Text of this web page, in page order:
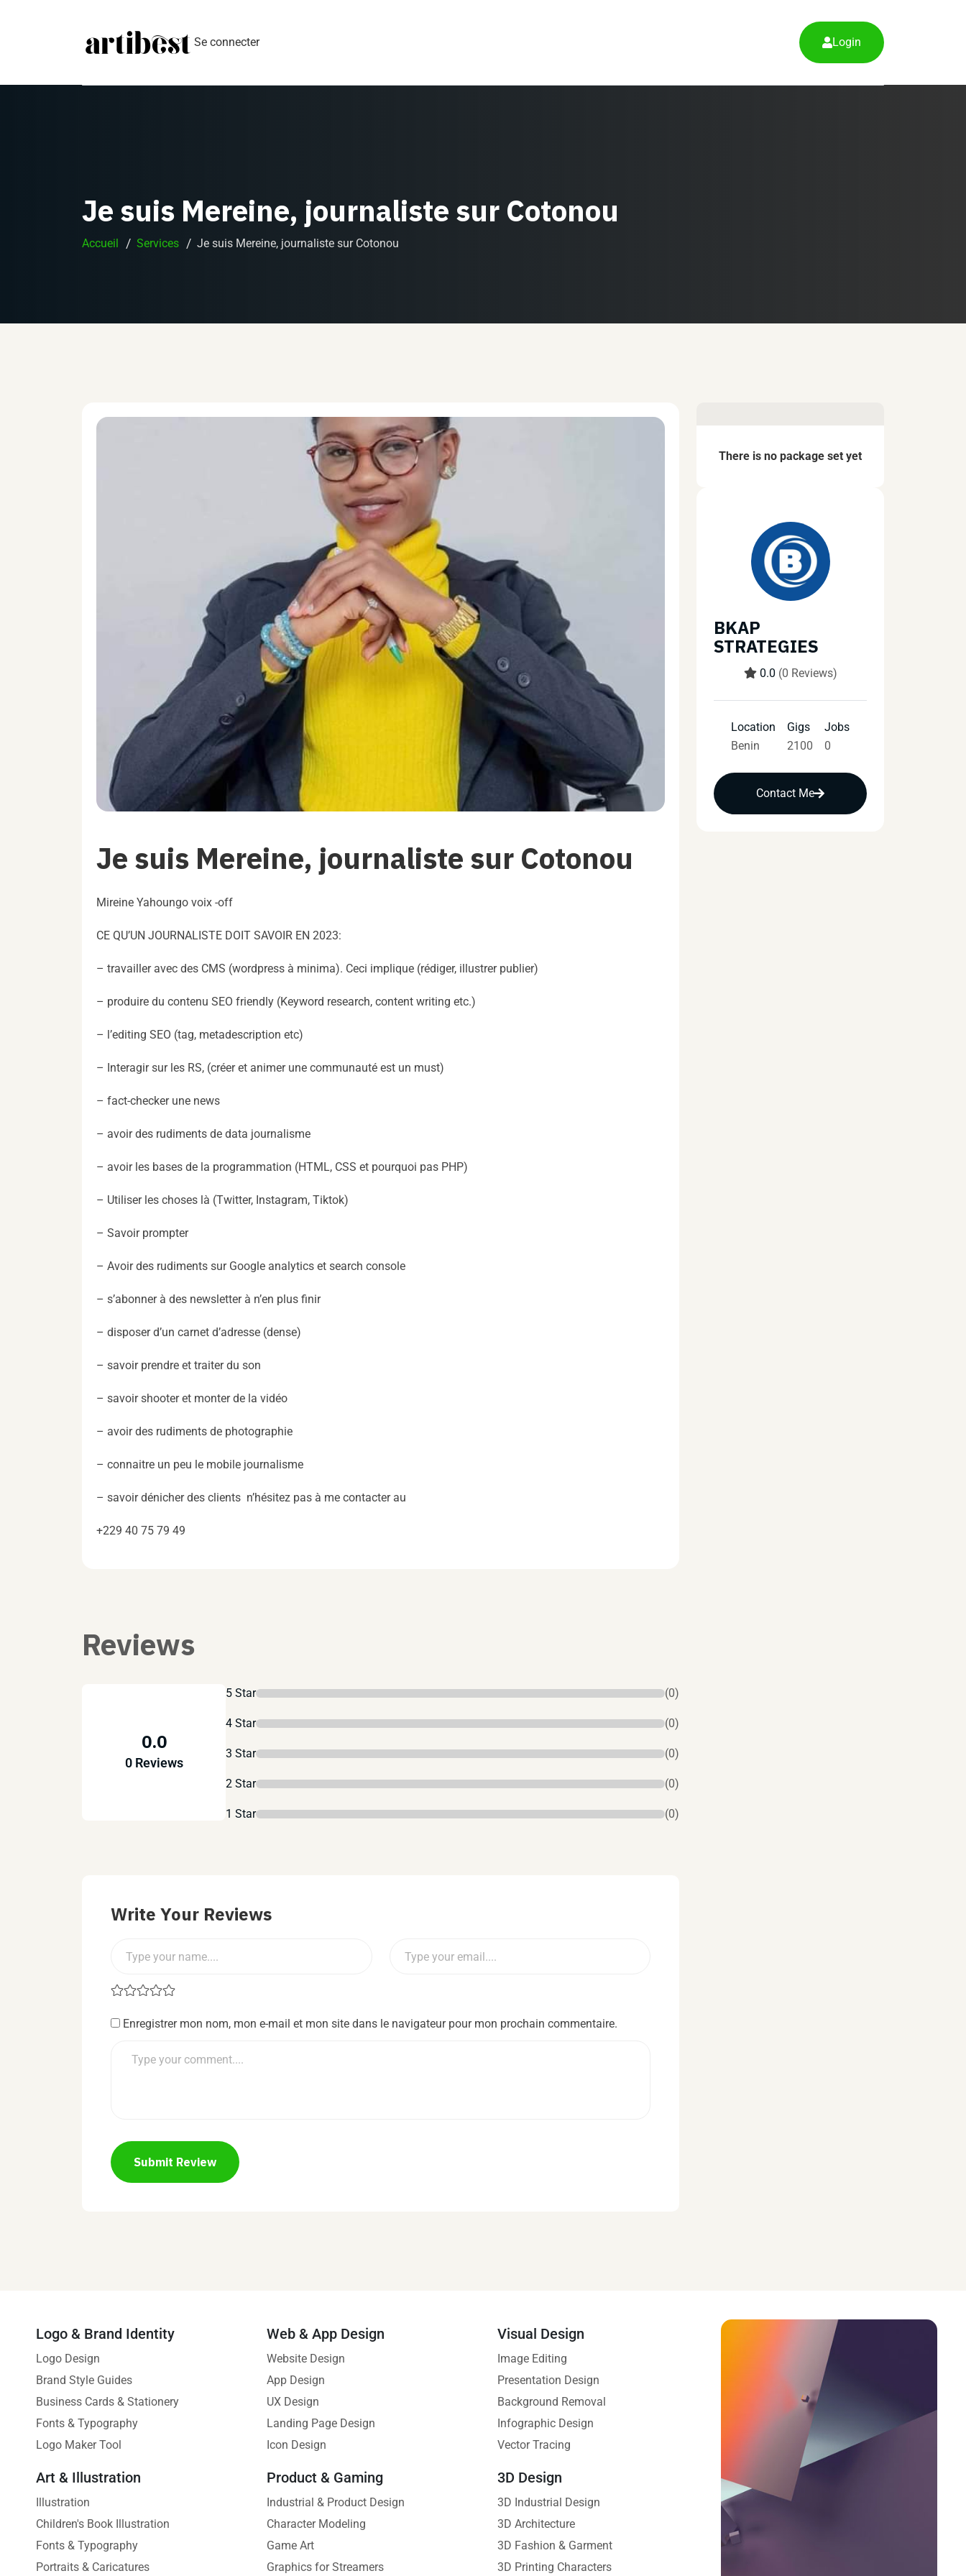
Se connecter Login
Je suis Mereine, journaliste sur Cotonou
Accueil Services Je suis Mereine, journaliste sur Cotonou
Je suis Mereine, journaliste sur Cotonou
Mireine Yahoungo voix -off
CE QU’UN JOURNALISTE DOIT SAVOIR EN 2023:
– travailler avec des CMS (wordpress à minima). Ceci implique (rédiger, illustrer publier)
– produire du contenu SEO friendly (Keyword research, content writing etc.)
– l’editing SEO (tag, metadescription etc)
– Interagir sur les RS, (créer et animer une communauté est un must)
– fact-checker une news
– avoir des rudiments de data journalisme
– avoir les bases de la programmation (HTML, CSS et pourquoi pas PHP)
– Utiliser les choses là (Twitter, Instagram, Tiktok)
– Savoir prompter
– Avoir des rudiments sur Google analytics et search console
– s’abonner à des newsletter à n’en plus finir
– disposer d’un carnet d’adresse (dense)
– savoir prendre et traiter du son
– savoir shooter et monter de la vidéo
– avoir des rudiments de photographie
– connaitre un peu le mobile journalisme
– savoir dénicher des clients n’hésitez pas à me contacter au
+229 40 75 79 49
Reviews
0.0
0 Reviews
5 Star (0)
4 Star (0)
3 Star (0)
2 Star (0)
1 Star (0)
Write Your Reviews
Enregistrer mon nom, mon e-mail et mon site dans le navigateur pour mon prochain commentaire.
Submit Review
There is no package set yet
BKAP
STRATEGIES
0.0 (0 Reviews)
Location
Benin
Gigs
2100
Jobs
0
Contact Me
Logo & Brand Identity
Logo Design
Brand Style Guides
Business Cards & Stationery
Fonts & Typography
Logo Maker Tool
Art & Illustration
Illustration
Children's Book Illustration
Fonts & Typography
Portraits & Caricatures
Web & App Design
Website Design
App Design
UX Design
Landing Page Design
Icon Design
Product & Gaming
Industrial & Product Design
Character Modeling
Game Art
Graphics for Streamers
Visual Design
Image Editing
Presentation Design
Background Removal
Infographic Design
Vector Tracing
3D Design
3D Industrial Design
3D Architecture
3D Fashion & Garment
3D Printing Characters